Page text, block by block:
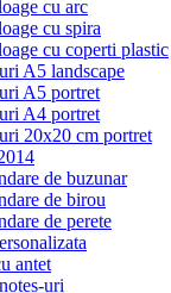
cu arc
cu spira
cu coperti plastic
A5 landscape
A5 portret
A4 portret
20x20 cm portret
de buzunar
de birou
de perete
antet
uri